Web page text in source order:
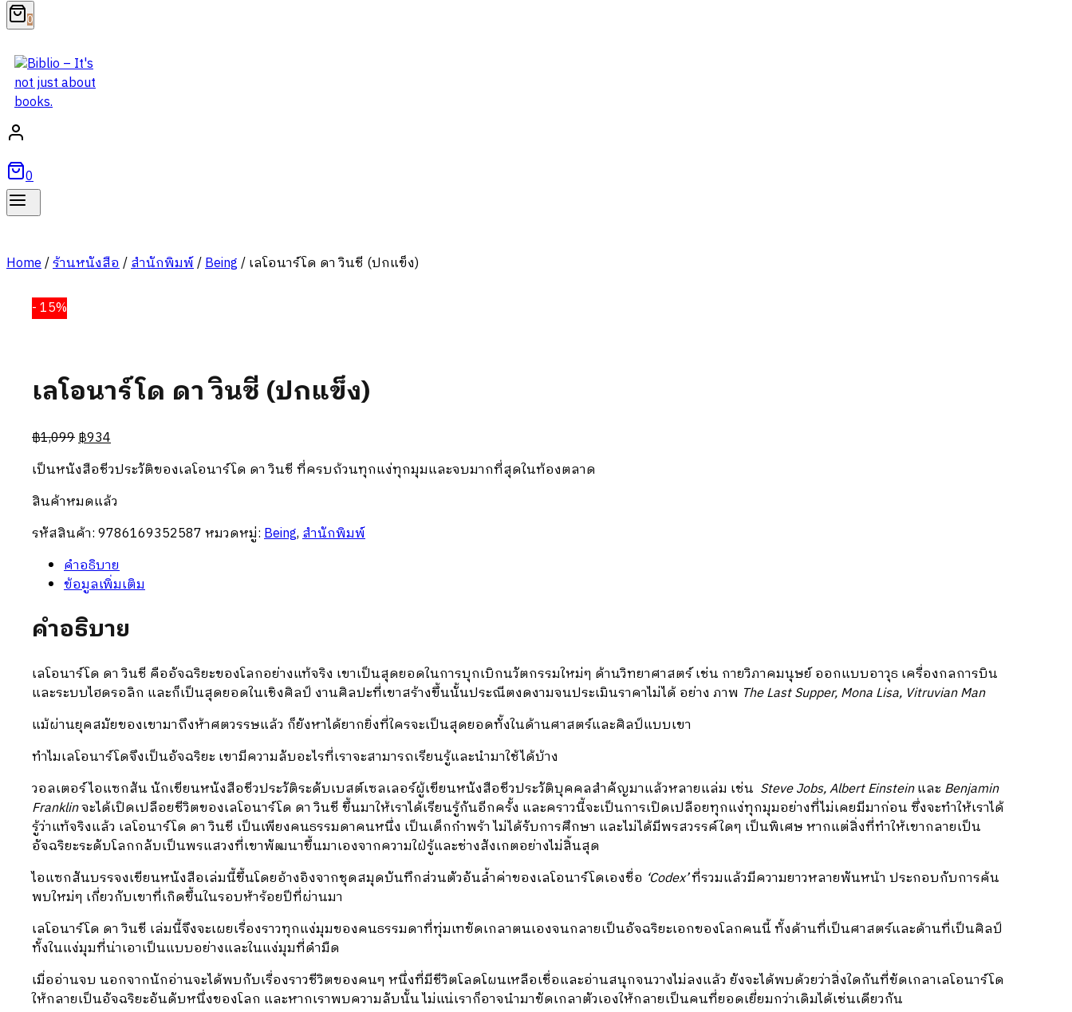
0
0
Home/ร้านหนังสือ/สำนักพิมพ์/Being/เลโอนาร์โด ดา วินชี (ปกแข็ง)
- 15%
เลโอนาร์โด ดา วินชี (ปกแข็ง)
฿1,099฿934
เป็นหนังสือชีวประวัติของเลโอนาร์โด ดา วินชี ที่ครบถ้วนทุกแง่ทุกมุมและจบมากที่สุดในท้องตลาด
สินค้าหมดแล้ว
รหัสสินค้า:9786169352587หมวดหมู่:Being,สำนักพิมพ์
คำอธิบาย
ข้อมูลเพิ่มเติม
คำอธิบาย
เลโอนาร์โด ดา วินชี คืออัจฉริยะของโลกอย่างแท้จริง เขาเป็นสุดยอดในการบุกเบิกนวัตกรรมใหม่ๆ ด้านวิทยาศาสตร์ เช่น กายวิภาคมนุษย์ ออกแบบอาวุธ เครื่องกลการบิน
และระบบไฮดรอลิก และก็เป็นสุดยอดในเชิงศิลป์ งานศิลปะที่เขาสร้างขึ้นนั้นประณีตงดงามจนประเมินราคาไม่ได้ อย่าง ภาพ The Last Supper, Mona Lisa, Vitruvian Man
แม้ผ่านยุคสมัยของเขามาถึงห้าศตวรรษแล้ว ก็ยังหาได้ยากยิ่งที่ใครจะเป็นสุดยอดทั้งในด้านศาสตร์และศิลป์แบบเขา
ทำไมเลโอนาร์โดจึงเป็นอัจฉริยะ เขามีความลับอะไรที่เราจะสามารถเรียนรู้และนำมาใช้ได้บ้าง
วอลเตอร์ ไอแซกสัน นักเขียนหนังสือชีวประวัติระดับเบสต์เซลเลอร์ผู้เขียนหนังสือชีวประวัติบุคคลสำคัญมาแล้วหลายแล่ม เช่น Steve Jobs, Albert Einsteinและ Benjamin
Franklinจะได้เปิดเปลือยชีวิตของเลโอนาร์โด ดา วินชี ขึ้นมาให้เราได้เรียนรู้กันอีกครั้ง และคราวนี้จะเป็นการเปิดเปลือยทุกแง่ทุกมุมอย่างที่ไม่เคยมีมาก่อน ซึ่งจะทำให้เราได้
รู้ว่าแท้จริงแล้ว เลโอนาร์โด ดา วินชี เป็นเพียงคนธรรมดาคนหนึ่ง เป็นเด็กกำพร้า ไม่ได้รับการศึกษา และไม่ได้มีพรสวรรค์ใดๆ เป็นพิเศษ หากแต่สิ่งที่ทำให้เขากลายเป็น
อัจฉริยะระดับโลกกลับเป็นพรแสวงที่เขาพัฒนาขึ้นมาเองจากความใฝ่รู้และช่างสังเกตอย่างไม่สิ้นสุด
ไอแซกสันบรรจงเขียนหนังสือเล่มนี้ขึ้นโดยอ้างอิงจากชุดสมุดบันทึกส่วนตัวอันล้ำค่าของเลโอนาร์โดเองชื่อ ‘Codex’ที่รวมแล้วมีความยาวหลายพันหน้า ประกอบกับการค้น
พบใหม่ๆ เกี่ยวกับเขาที่เกิดขึ้นในรอบห้าร้อยปีที่ผ่านมา
เลโอนาร์โด ดา วินชี เล่มนี้จึงจะเผยเรื่องราวทุกแง่มุมของคนธรรมดาที่ทุ่มเทขัดเกลาตนเองจนกลายเป็นอัจฉริยะเอกของโลกคนนี้ ทั้งด้านที่เป็นศาสตร์และด้านที่เป็นศิลป์
ทั้งในแง่มุมที่น่าเอาเป็นแบบอย่างและในแง่มุมที่ดำมืด
เมื่ออ่านจบ นอกจากนักอ่านจะได้พบกับเรื่องราวชีวิตของคนๆ หนึ่งที่มีชีวิตโลดโผนเหลือเชื่อและอ่านสนุกจนวางไม่ลงแล้ว ยังจะได้พบด้วยว่าสิ่งใดกันที่ขัดเกลาเลโอนาร์โด
ให้กลายเป็นอัจฉริยะอันดับหนึ่งของโลก และหากเราพบความลับนั้น ไม่แน่เราก็อาจนำมาขัดเกลาตัวเองให้กลายเป็นคนที่ยอดเยี่ยมกว่าเดิมได้เช่นเดียวกัน